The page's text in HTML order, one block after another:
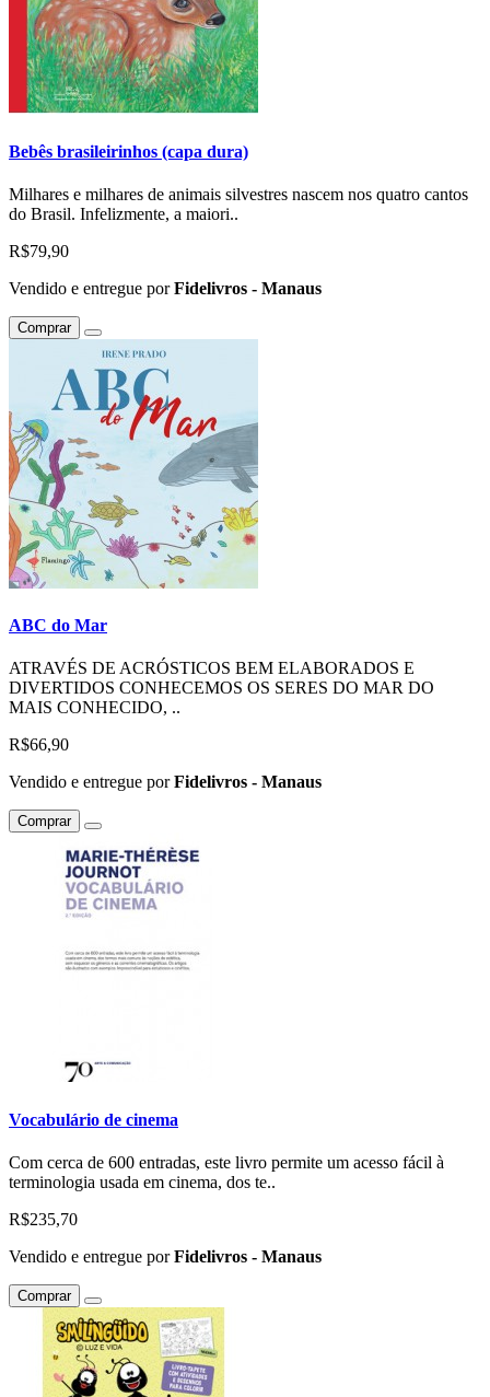
Bebês brasileirinhos (capa dura)
Milhares e milhares de animais silvestres nascem nos quatro cantos
do Brasil. Infelizmente, a maiori..
R$79,90
Vendido e entregue porFidelivros - Manaus
Comprar
ABC do Mar
ATRAVÉS DE ACRÓSTICOS BEM ELABORADOS E
DIVERTIDOS CONHECEMOS OS SERES DO MAR DO
MAIS CONHECIDO, ..
R$66,90
Vendido e entregue porFidelivros - Manaus
Comprar
Vocabulário de cinema
Com cerca de 600 entradas, este livro permite um acesso fácil à
terminologia usada em cinema, dos te..
R$235,70
Vendido e entregue porFidelivros - Manaus
Comprar